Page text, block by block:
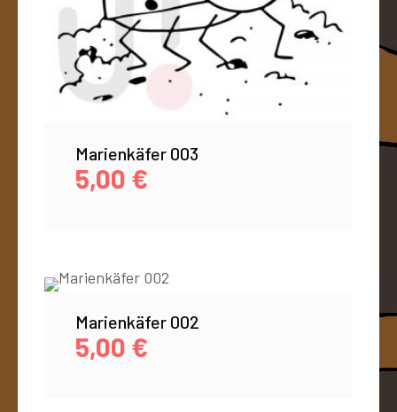
Marienkäfer 003
5,00 €
Marienkäfer 002
5,00 €